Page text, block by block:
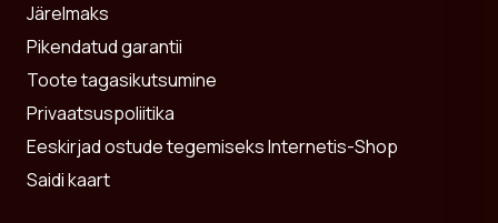
Järelmaks
Pikendatud garantii
Toote tagasikutsumine
Privaatsuspoliitika
Eeskirjad ostude tegemiseks Internetis-Shop
Saidi kaart